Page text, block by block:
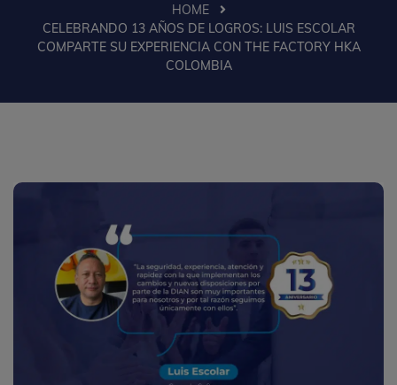
HOME
CELEBRANDO 13 AÑOS DE LOGROS: LUIS ESCOLAR
COMPARTE SU EXPERIENCIA CON THE FACTORY HKA
COLOMBIA